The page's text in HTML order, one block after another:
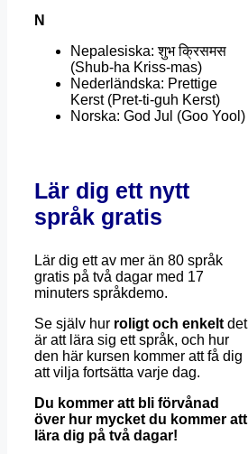
N
Nepalesiska: शुभ क्रिसमस
(Shub-ha Kriss-mas)
Nederländska: Prettige
Kerst (Pret-ti-guh Kerst)
Norska: God Jul (Goo Yool)
Lär dig ett nytt
språk gratis
Lär dig ett av mer än 80 språk
gratis på två dagar med 17
minuters språkdemo.
Se själv hur roligt och enkelt det
är att lära sig ett språk, och hur
den här kursen kommer att få dig
att vilja fortsätta varje dag.
Du kommer att bli förvånad
över hur mycket du kommer att
lära dig på två dagar!